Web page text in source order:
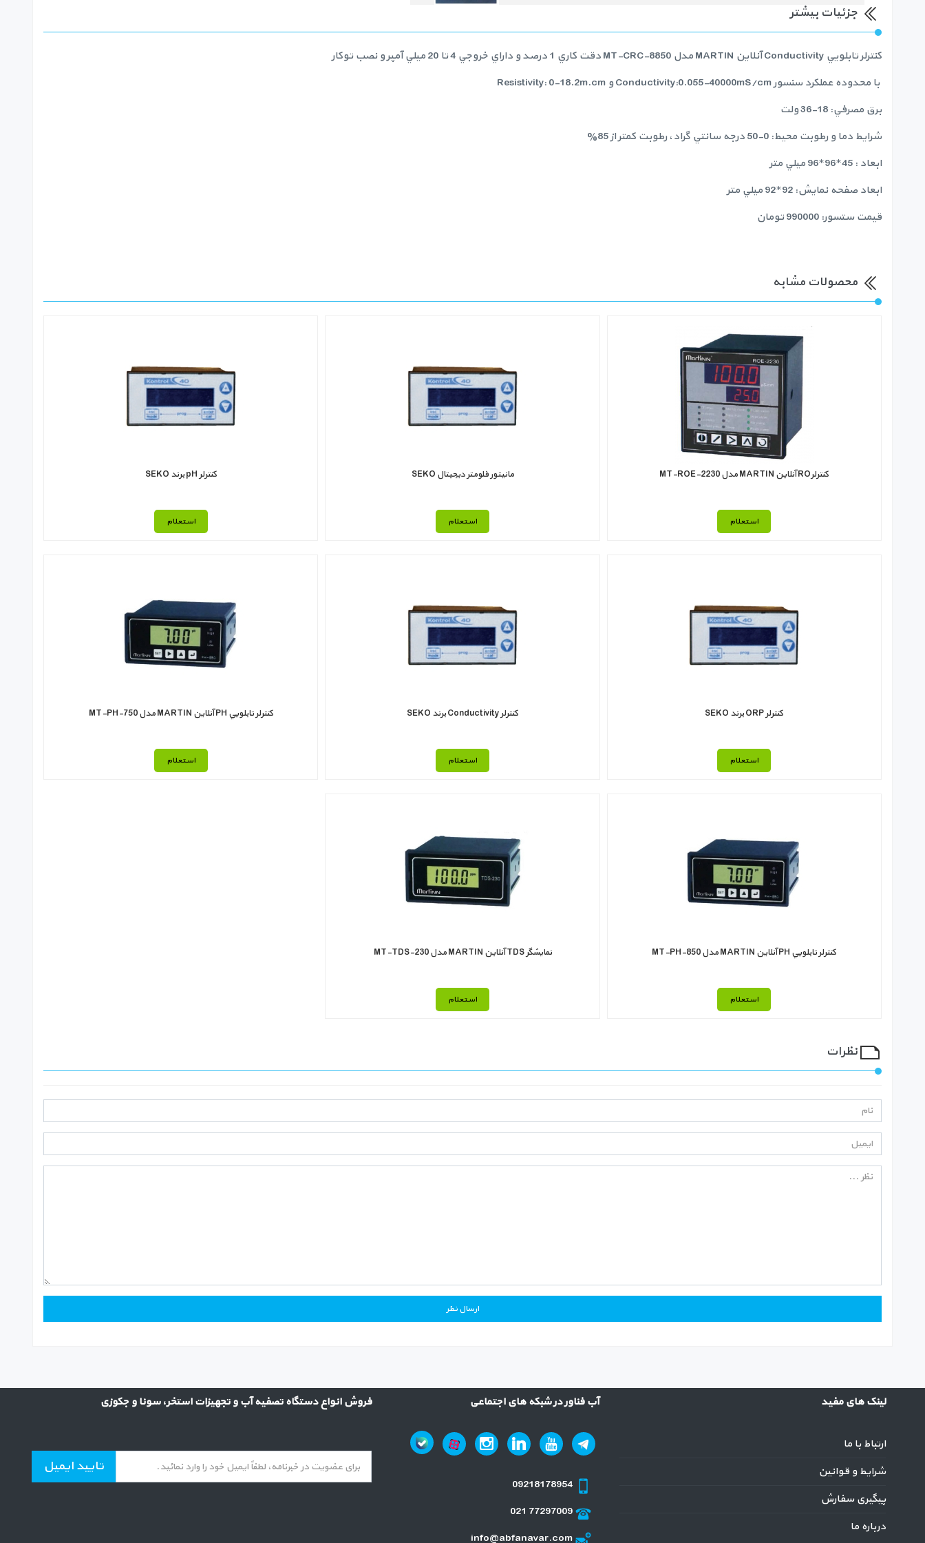
جزئیات بیشتر
كنترلر تابلويي Conductivity آنلاين MARTIN مدل MT-CRC-8850 دقت كاري 1 درصد و داراي خروجي 4 تا 20 ميلي آمپر و نصب توكار
با محدوده عملكرد سنسور Conductivity:0.055-40000mS/cm و Resistivity: 0-18.2m.cm
برق مصرفي: 18-36 ولت
شرايط دما و رطوبت محيط: 0-50 درجه سانتي گراد، رطوبت كمتر از 85%
ابعاد : 45*96*96 ميلي متر
ابعاد صفحه نمايش: 92*92 ميلي متر
قيمت ستسور: 990000 تومان
محصولات مشابه
كنترلرRO آنلاين MARTIN مدل MT-ROE-2230
استعلام
مانیتور فلومتر دیجیتال SEKO
استعلام
کنترلر pH برند SEKO
استعلام
کنترلر ORP برند SEKO
استعلام
کنترلر Conductivity برند SEKO
استعلام
كنترلر تابلويي PH آنلاين MARTIN مدل MT-PH-750
استعلام
كنترلر تابلويي PH آنلاين MARTIN مدل MT-PH-850
استعلام
نمايشگر TDS آنلاين MARTIN مدل MT-TDS-230
استعلام
نظرات
لینک های مفید
ارتباط با ما
شرایط و قوانین
پیگیری سفارش
درباره ما
آب فناور در شبکه های اجتماعی
09218178954
021 77297009
info@abfanavar.com
فروش انواع دستگاه تصفیه آب و تجهیزات استخر، سونا و جکوزی
تایید ایمیل